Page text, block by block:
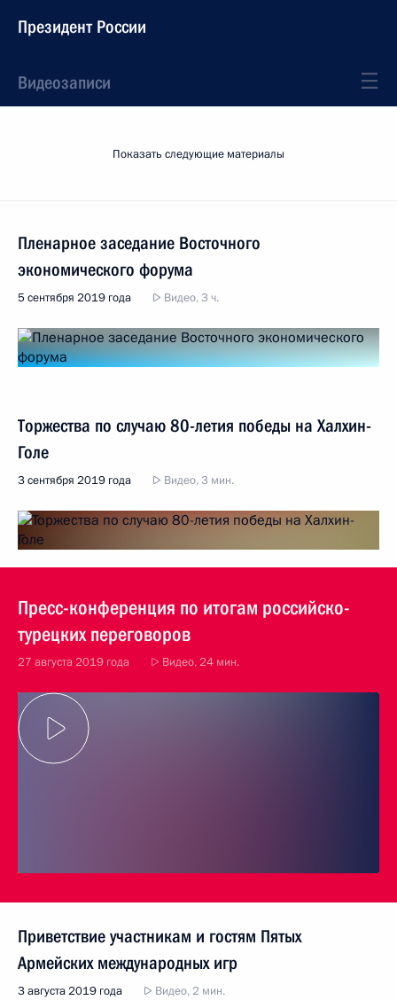
Президент России
Видеозаписи
Показать следующие материалы
Пленарное заседание Восточного
экономического форума
5 сентября 2019 года Видео, 3 ч.
Торжества по случаю 80-летия победы на Халхин-
Голе
3 сентября 2019 года Видео, 3 мин.
Пресс-конференция по итогам российско-
турецких переговоров
27 августа 2019 года Видео, 24 мин.
Приветствие участникам и гостям Пятых
Армейских международных игр
3 августа 2019 года Видео, 2 мин.